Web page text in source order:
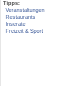
Tipps:
Veranstaltungen
Restaurants
Inserate
Freizeit & Sport